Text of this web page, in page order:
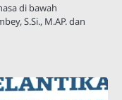
di bawah
S.Si., M.AP. dan